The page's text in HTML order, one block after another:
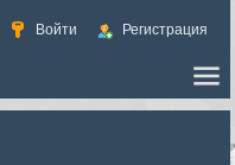
Войти Регистрация